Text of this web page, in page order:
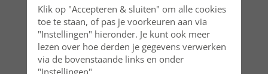
Klik op "Accepteren & sluiten" om alle cookies
toe te staan, of pas je voorkeuren aan via
"Instellingen" hieronder. Je kunt ook meer
lezen over hoe derden je gegevens verwerken
via de bovenstaande links en onder
"Instellingen".